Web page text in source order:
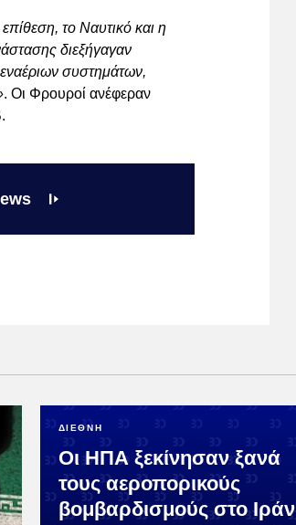
το Ναυτικό και η
διεξήγαγαν
συστημάτων,
. Οι Φρουροί ανέφεραν
ΔΙΕΘΝΗ
Οι ΗΠΑ ξεκίνησαν ξανά
τους αεροπορικούς
βομβαρδισμούς στο Ιράν